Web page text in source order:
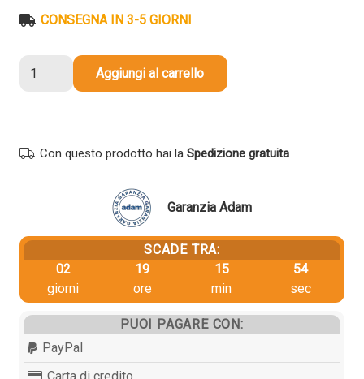
era:
CONSEGNA IN 3-5 GIORNI
quantità
Aggiungi al carrello
Con questo prodotto hai la Spedizione gratuita
Garanzia Adam
SCADE TRA:
02
giorni
19
ore
15
min
53
sec
PUOI PAGARE CON:
PayPal